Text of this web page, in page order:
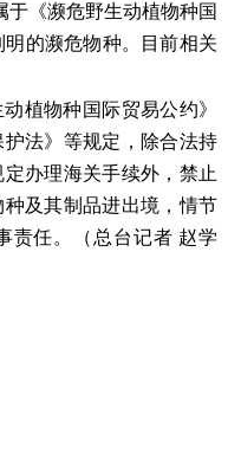
于《濒危野生动植物种国
的濒危物种。目前相关
植物种国际贸易公约》
法》等规定，除合法持
办理海关手续外，禁止
及其制品进出境，情节
责任。
（总台记者 赵学